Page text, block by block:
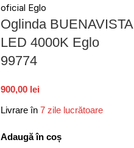
Oglinda BUENAVISTA
LED 4000K Eglo
99774
900,00 lei
Livrare în 7 zile lucrătoare
Adaugă în coș